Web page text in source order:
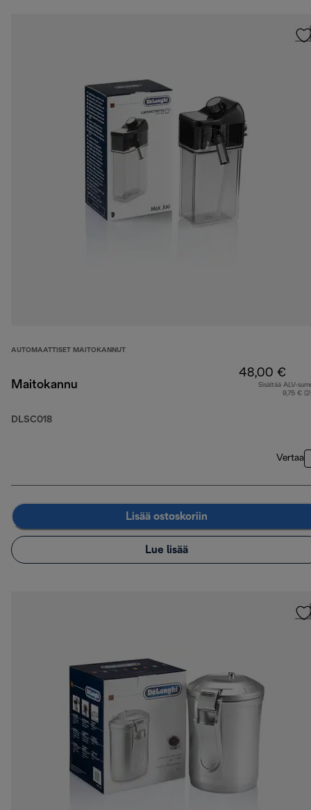
AUTOMAATTISET MAITOKANNUT
Maitokannu
DLSC018
48,00 €
Sisältää ALV-
9,75 €
Vertaa
Lisää ostoskoriin
Lue lisää